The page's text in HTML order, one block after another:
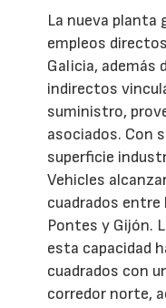
La nueva planta
empleos
Galicia, además
indirectos
suministro,
asociados. Con
superficie
Vehicles
cuadrados entre
Pontes y Gijón.
esta capacidad
cuadrados con
corredor norte,